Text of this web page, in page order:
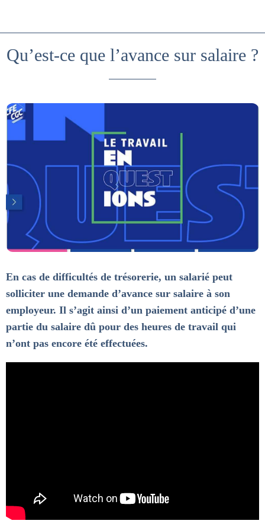
Qu’est-ce que l’avance sur salaire ?
En cas de difficultés de trésorerie, un salarié peut
solliciter une demande d’avance sur salaire à son
employeur. Il s’agit ainsi d’un paiement anticipé d’une
partie du salaire dû pour des heures de travail qui
n’ont pas encore été effectuées.